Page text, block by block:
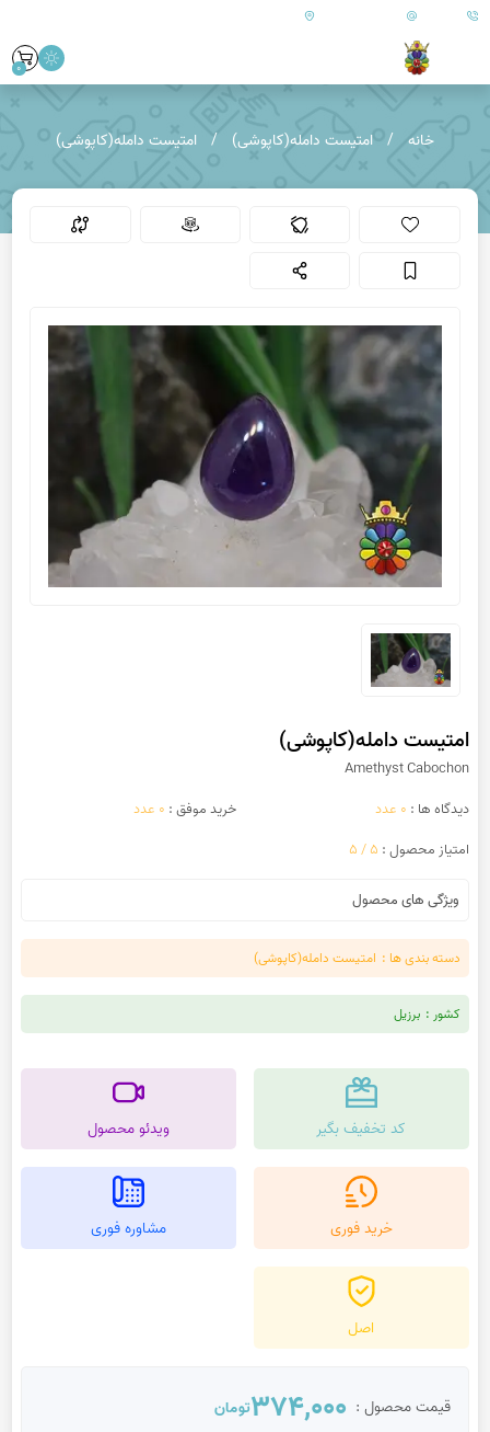
09179890157 ایران - فارس - کازرون
0
خانه امتیست دامله(کاپوشی) امتیست دامله(کاپوشی)
امتیست دامله(کاپوشی)
Amethyst Cabochon
دیدگاه ها : 0 عدد خرید موفق : 0 عدد
امتیاز محصول : 5 / 5
ویژگی های محصول
دسته بندی ها : امتیست دامله(کاپوشی)
کشور : برزیل
کد تخفیف بگیر ویدئو محصول
خرید فوری مشاوره فوری
اصل
قیمت محصول : 374,000تومان